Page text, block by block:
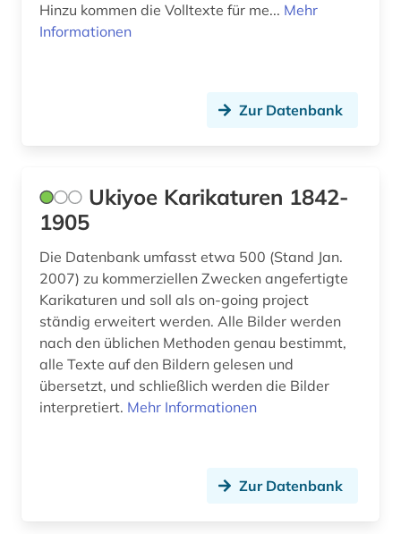
Hinzu kommen die Volltexte für me... Mehr
Informationen
Zur Datenbank
Ukiyoe Karikaturen 1842-
1905
Die Datenbank umfasst etwa 500 (Stand Jan.
2007) zu kommerziellen Zwecken angefertigte
Karikaturen und soll als on-going project
ständig erweitert werden. Alle Bilder werden
nach den üblichen Methoden genau bestimmt,
alle Texte auf den Bildern gelesen und
übersetzt, und schließlich werden die Bilder
interpretiert. Mehr Informationen
Zur Datenbank